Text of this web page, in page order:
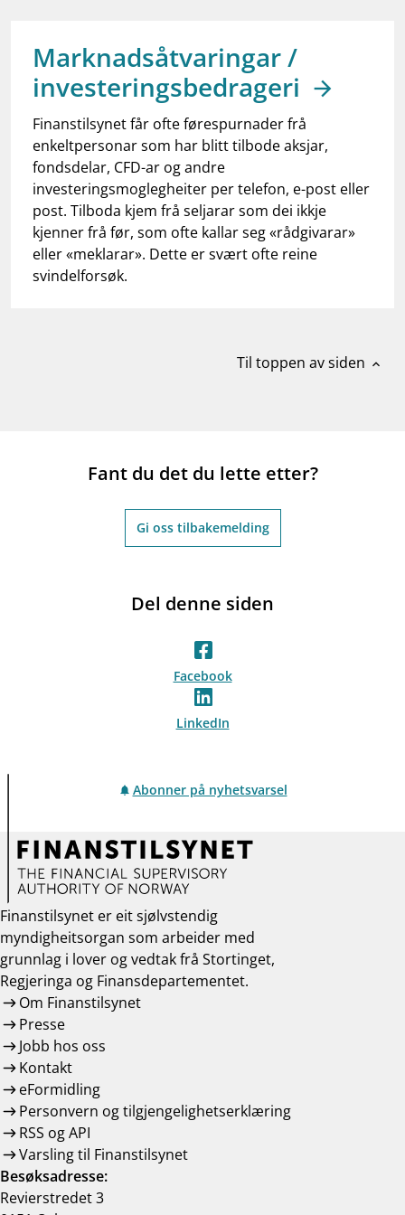
dashboardInformasjon for investorer
notifications_noneAbonner på nyhetsvarsel
Marknadsåtvaringar /
investeringsbedrageri
Finanstilsynet får ofte førespurnader frå
enkeltpersonar som har blitt tilbode aksjar,
fondsdelar, CFD-ar og andre
investeringsmoglegheiter per telefon, e-post eller
post. Tilboda kjem frå seljarar som dei ikkje
kjenner frå før, som ofte kallar seg «rådgivarar»
eller «meklarar». Dette er svært ofte reine
svindelforsøk.
Til toppen av siden expand_less
Fant du det du lette etter?
Gi oss tilbakemelding
Del denne siden
Facebook
LinkedIn
Abonner på nyhetsvarsel
Finanstilsynet er eit sjølvstendig
myndigheitsorgan som arbeider med
grunnlag i lover og vedtak frå Stortinget,
Regjeringa og Finansdepartementet.
Om Finanstilsynet
Presse
Jobb hos oss
Kontakt
eFormidling
Personvern og tilgjengelighetserklæring
RSS og API
Varsling til Finanstilsynet
Besøksadresse:
Revierstredet 3